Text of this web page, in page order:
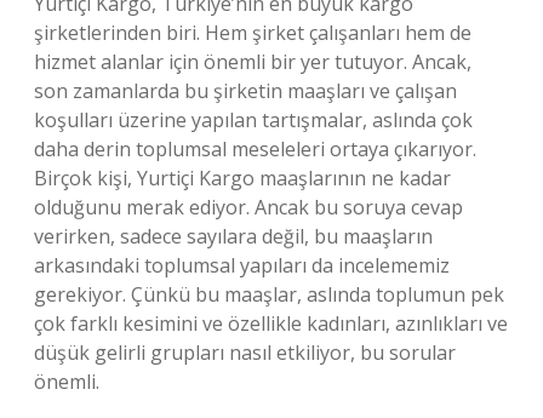
şirketlerinden biri. Hem şirket çalışanları hem de
hizmet alanlar için önemli bir yer tutuyor. Ancak,
son zamanlarda bu şirketin maaşları ve çalışan
koşulları üzerine yapılan tartışmalar, aslında çok
daha derin toplumsal meseleleri ortaya çıkarıyor.
Birçok kişi, Yurtiçi Kargo maaşlarının ne kadar
olduğunu merak ediyor. Ancak bu soruya cevap
verirken, sadece sayılara değil, bu maaşların
arkasındaki toplumsal yapıları da incelememiz
gerekiyor. Çünkü bu maaşlar, aslında toplumun pek
çok farklı kesimini ve özellikle kadınları, azınlıkları ve
düşük gelirli grupları nasıl etkiliyor, bu sorular
önemli.